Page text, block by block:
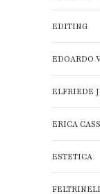
EDITING
EDOARDO
ELFRIEDE
ERICA
ESTETICA